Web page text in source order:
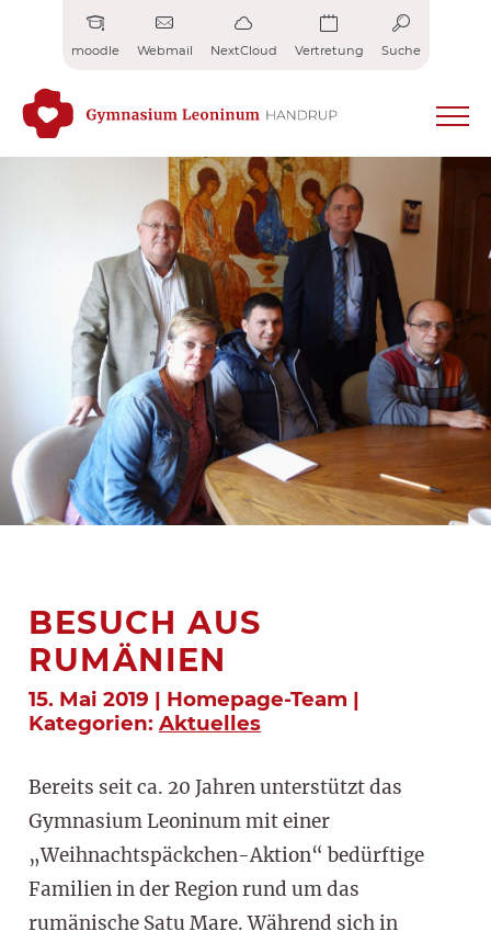
moodle Webmail NextCloud Vertretung Suche
BESUCH AUS
RUMÄNIEN
15. Mai 2019 | Homepage-Team |
Kategorien: Aktuelles
Bereits seit ca. 20 Jahren unterstützt das
Gymnasium Leoninum mit einer
„Weihnachtspäckchen-Aktion“ bedürftige
Familien in der Region rund um das
rumänische Satu Mare. Während sich in